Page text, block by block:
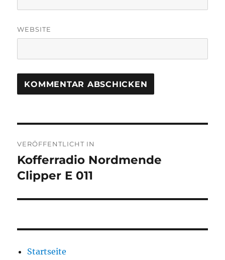
WEBSITE
VERÖFFENTLICHT IN
Kofferradio Nordmende
Clipper E 011
Startseite